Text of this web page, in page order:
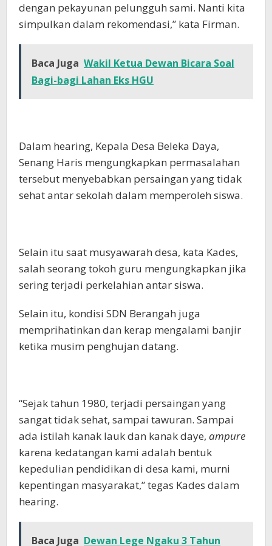
dengan pekayunan pelungguh sami. Nanti kita
simpulkan dalam rekomendasi,” kata Firman.
Baca Juga Wakil Ketua Dewan Bicara Soal
Bagi-bagi Lahan Eks HGU
Dalam hearing, Kepala Desa Beleka Daya,
Senang Haris mengungkapkan permasalahan
tersebut menyebabkan persaingan yang tidak
sehat antar sekolah dalam memperoleh siswa.
Selain itu saat musyawarah desa, kata Kades,
salah seorang tokoh guru mengungkapkan jika
sering terjadi perkelahian antar siswa.
Selain itu, kondisi SDN Berangah juga
memprihatinkan dan kerap mengalami banjir
ketika musim penghujan datang.
“Sejak tahun 1980, terjadi persaingan yang
sangat tidak sehat, sampai tawuran. Sampai
ada istilah kanak lauk dan kanak daye, ampure
karena kedatangan kami adalah bentuk
kepedulian pendidikan di desa kami, murni
kepentingan masyarakat,” tegas Kades dalam
hearing.
Baca Juga Dewan Lege Ngaku 3 Tahun